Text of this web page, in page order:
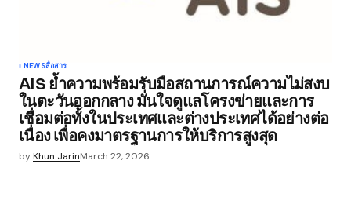
NEWSสื่อสาร
AIS ย้ำความพร้อมรับมือสถานการณ์ความไม่สงบ
ในตะวันออกกลาง มั่นใจดูแลโครงข่ายและการ
เชื่อมต่อทั้งในประเทศและต่างประเทศได้อย่างต่อ
เนื่อง เพื่อคงมาตรฐานการให้บริการสูงสุด
byKhun JarinMarch 22, 2026